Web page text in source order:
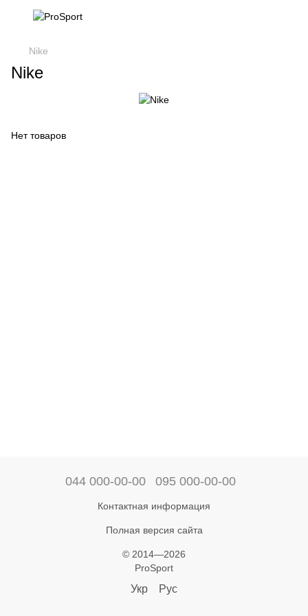
Nike
Nike
Нет товаров
044 000-00-00 095 000-00-00
Контактная информация
Полная версия сайта
© 2014—2026
ProSport
Укр Рус